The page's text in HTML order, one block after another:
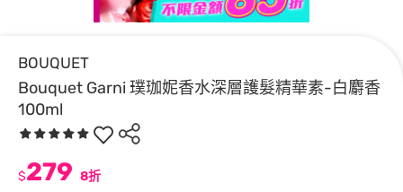
BOUQUET
Bouquet Garni 璞珈妮香水深層護髮精華素-白麝香
100ml
$279 8折